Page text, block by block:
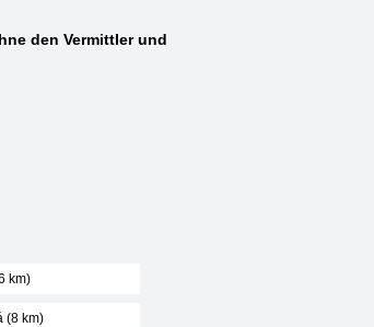
den Vermittler und
km)
(8 km)